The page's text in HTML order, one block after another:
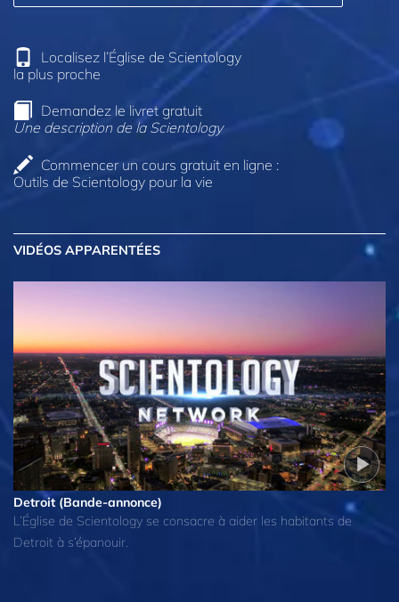
Localisez l’Église de Scientology
la plus proche
Demandez le livret gratuit
Une description de la Scientology
Commencer un cours gratuit en ligne :
Outils de Scientology pour la vie
VIDÉOS APPARENTÉES
Detroit (Bande-annonce)
L’Église de Scientology se consacre à aider les habitants de
Detroit à s’épanouir.